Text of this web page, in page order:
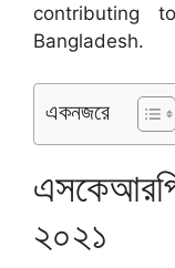
contributing
Bangladesh.
একনজরে
২০২১